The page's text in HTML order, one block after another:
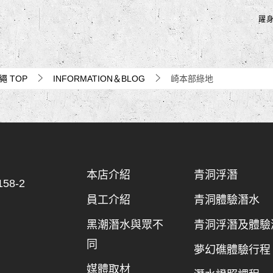
躍
TOP INFORMATION＆BLOG 崎本部綠地
2
本店介紹
員工介紹
黑潮潛水與眾不
同
媒體取材
青洞浮潛
青洞體驗潛水
青洞浮潛及體
夢幻礁體驗行程